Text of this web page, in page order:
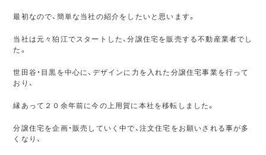
最初なので、簡単な当社の紹介をしたいと思います。
当社は元々狛江でスタートした、分譲住宅を販売する不動産業者でし
た。
世田谷・目黒を中心に、デザインに力を入れた分譲住宅事業を行って
おり、
縁あって２０余年前に今の上用賀に本社を移転しました。
分譲住宅を企画・販売していく中で、注文住宅をお願いされる事が多
くなり、